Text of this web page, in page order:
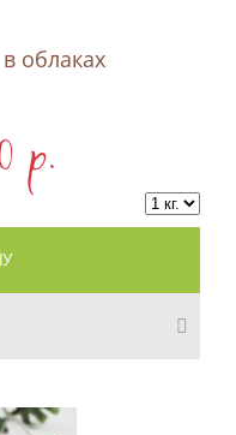
облаках
p.